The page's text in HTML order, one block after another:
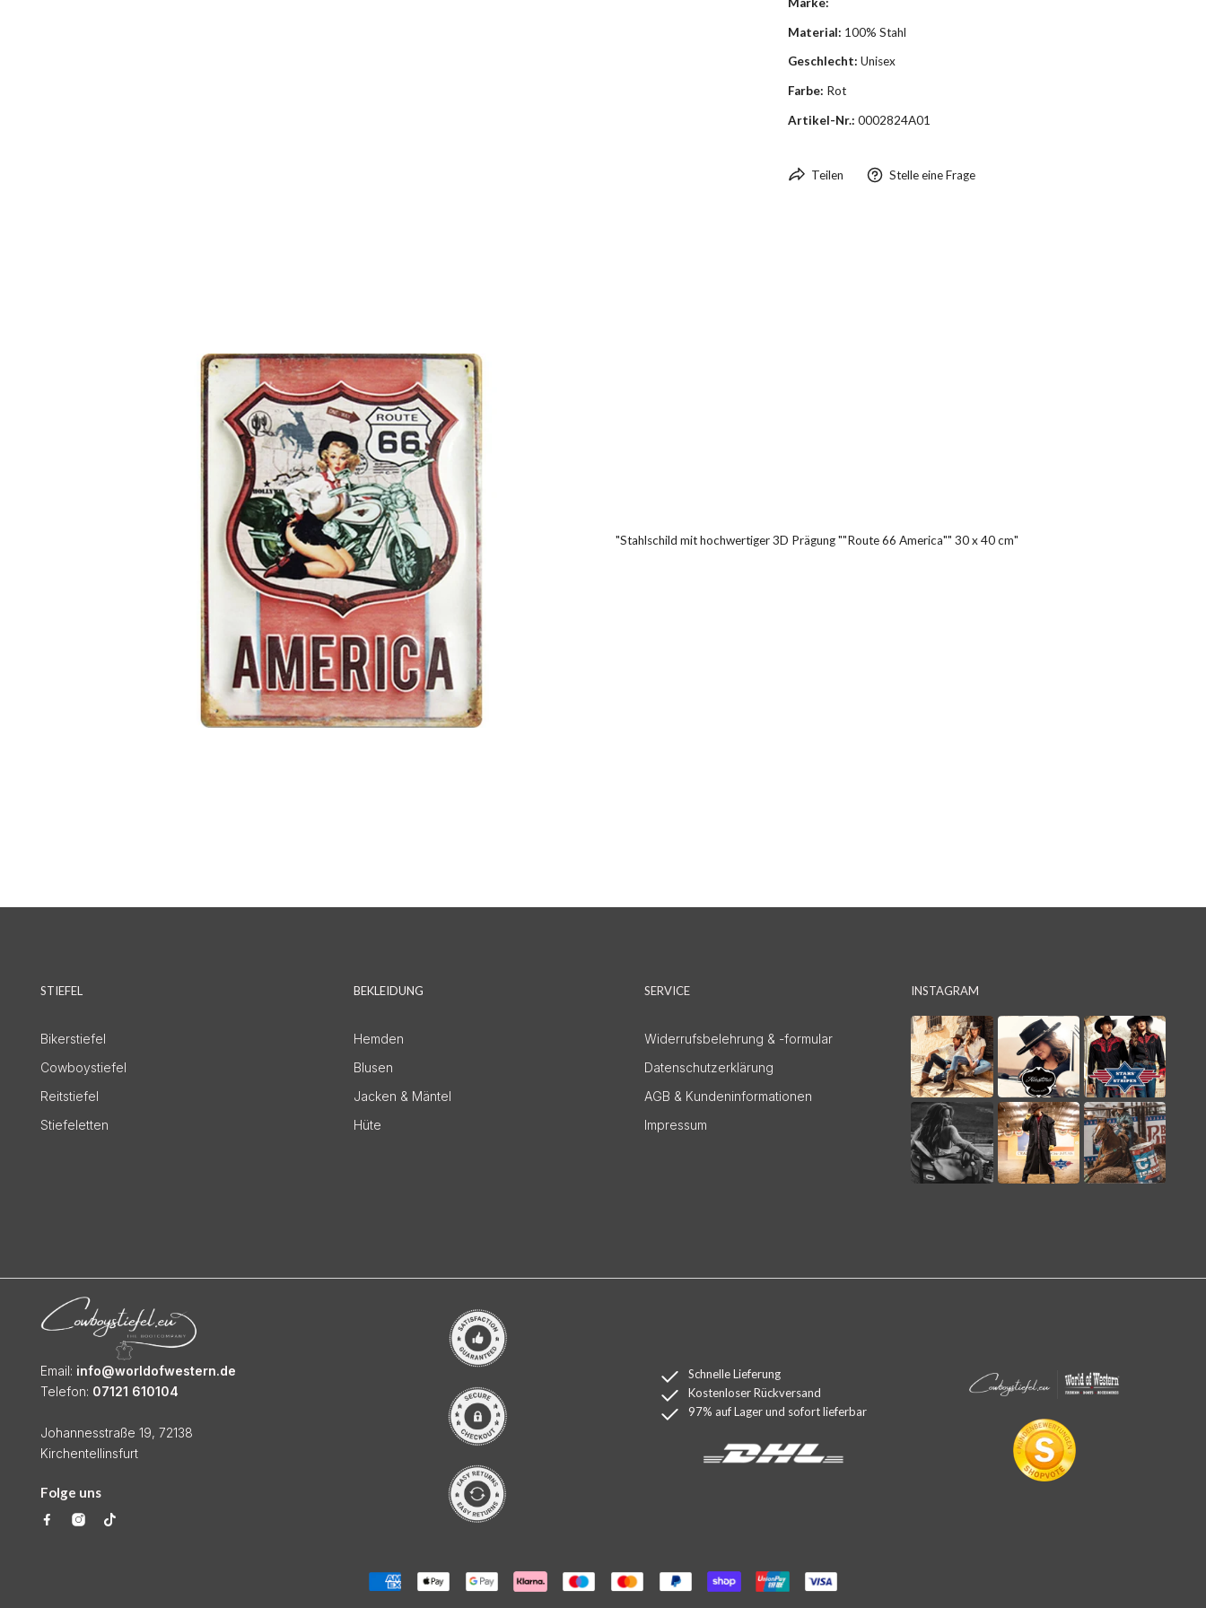
Material: 100% Stahl
Geschlecht: Unisex
Farbe: Rot
Artikel-Nr.:0002824A01
Teilen Stelle eine Frage
"Stahlschild mit hochwertiger 3D Prägung ""Route 66 America"" 30 x 40 cm"
STIEFEL
Bikerstiefel
Cowboystiefel
Reitstiefel
Stiefeletten
BEKLEIDUNG
Hemden
Blusen
Jacken & Mäntel
Hüte
SERVICE
Widerrufsbelehrung & -formular
Datenschutzerklärung
AGB & Kundeninformationen
Impressum
INSTAGRAM
Email: info@worldofwestern.de
Telefon: 07121 610104
Johannesstraße 19, 72138
Kirchentellinsfurt
Folge uns
Schnelle Lieferung
Kostenloser Rückversand
97% auf Lager und sofort lieferbar